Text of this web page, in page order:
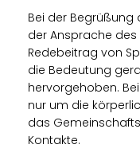
Bei der
der Ansprache
Redebeitrag von
die Bedeutung
hervorgehoben.
nur um die
das
Kontakte.